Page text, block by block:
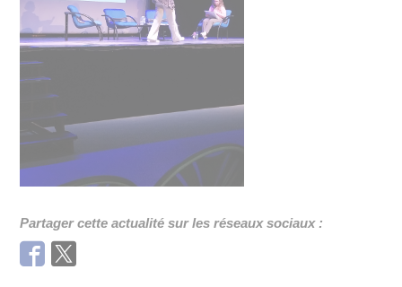
Partager cette actualité sur les réseaux sociaux :
Facebook